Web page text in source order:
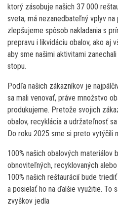
ktorý zásobuje našich 37 000
sveta, má nezanedbateľný vplyv
zlepšujeme spôsob nakladania s
prepravu i likvidáciu obalov, ako aj
aby sme našimi aktivitami
stopu.
Podľa našich zákazníkov je
sa mali venovať, práve množstvo
produkujeme. Pretože svojich
obalov, recyklácia a udržateľnosť
Do roku 2025 sme si preto vytýčili
100% našich obalových materiálov
obnoviteľných, recyklovaných
100% našich reštaurácií bude
a posielať ho na ďalšie využitie. To
zvyškov jedla